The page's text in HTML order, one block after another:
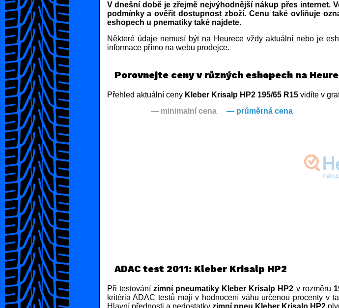
V dnešní době je zřejmě nejvýhodnější nákup přes internet.
podmínky a ověřit dostupnost zboží. Cenu také ovliňuje
eshopech u pnematiky také najdete.
Některé údaje nemusí být na Heurece vždy aktuální nebo je
informace přímo na webu prodejce.
Porovnejte ceny v různých eshopech na
Přehled aktuální ceny Kleber Krisalp HP2 195/65 R15vidíte v
— minimalní cena
— průměrná cena
ADAC test 2011: Kleber Krisalp HP2
Při testování zimní pneumatiky Kleber Krisalp HP2 v rozměru
kritéria ADAC testů mají v hodnocení váhu určenou procenty v